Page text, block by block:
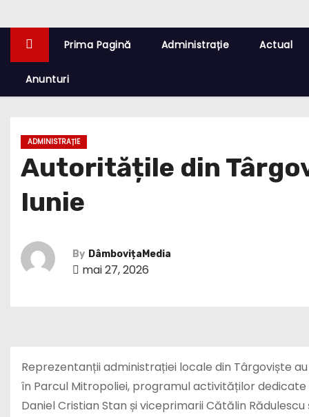
Prima Pagină Administrație Actual
Anunturi
ADMINISTRAȚIE
Autoritățile din
Iunie
By DâmbovițaMedia
mai 27, 2026
Reprezentanții administrației locale din Târgoviște
în Parcul Mitropoliei, programul activităților
Daniel Cristian Stan și viceprimarii Cătălin